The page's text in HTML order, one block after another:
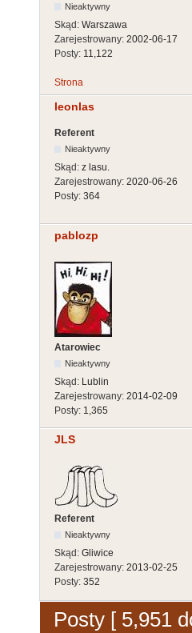
Nieaktywny
Skąd: Warszawa
Zarejestrowany: 2002-06-17
Posty: 11,122
Strona
leonlas
Referent
Nieaktywny
Skąd: z lasu.
Zarejestrowany: 2020-06-26
Posty: 364
pablozp
Atarowiec
Nieaktywny
Skąd: Lublin
Zarejestrowany: 2014-02-09
Posty: 1,365
JLS
Referent
Nieaktywny
Skąd: Gliwice
Zarejestrowany: 2013-02-25
Posty: 352
Posty [ 5,951